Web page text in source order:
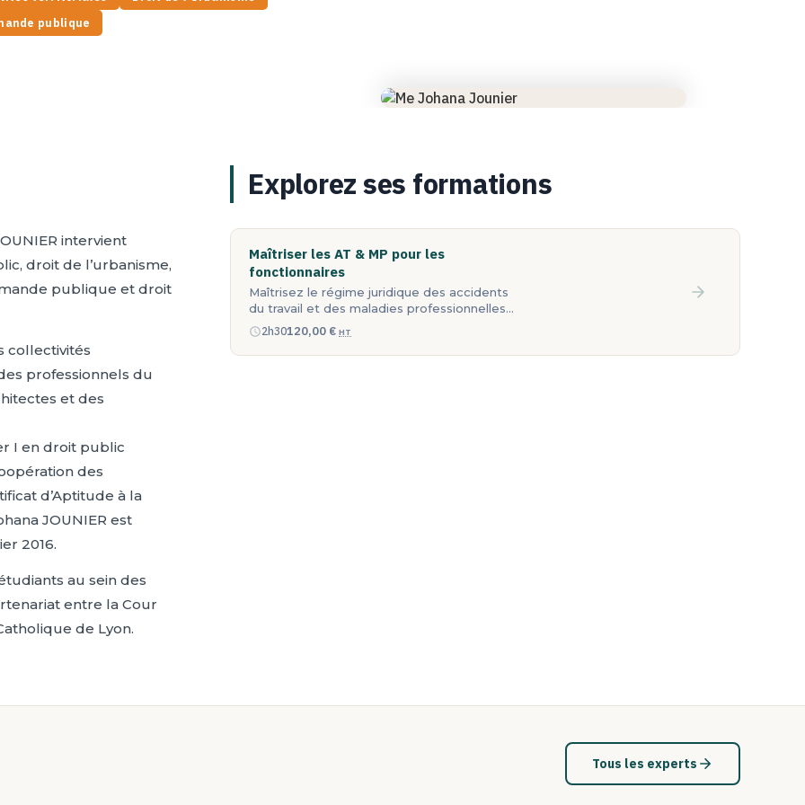
publique
intervient
droit de l’urbanisme,
publique et droit
collectivités
professionnels du
et des
I en droit public
des
d’Aptitude à la
JOUNIER est
2016.
au sein des
entre la Cour
de Lyon.
Explorez ses formations
Maîtriser les AT & MP pour les
fonctionnaires
Maîtrisez le régime juridique des accidents
du travail et des maladies professionnelles…
2h30120,00 € HT
Tous les experts